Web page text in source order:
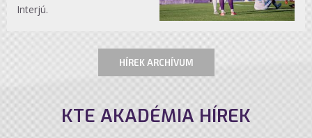
Interjú.
HÍREK ARCHÍVUM
KTE AKADÉMIA HÍREK